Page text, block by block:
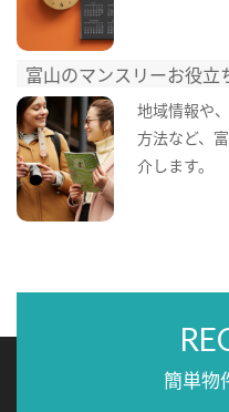
富山のマンスリーお役立
地域情報や
方法など、
介します。
簡単物